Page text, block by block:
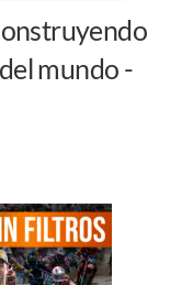
mundo -